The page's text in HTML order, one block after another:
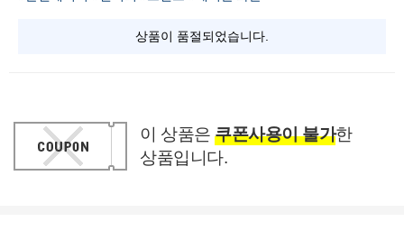
상품이 품절되었습니다.
이 상품은 쿠폰사용이 불가한
상품입니다.